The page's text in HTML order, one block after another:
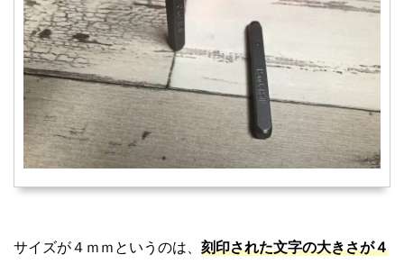
サイズが４ｍｍというのは、 刻印された文字の大きさが４